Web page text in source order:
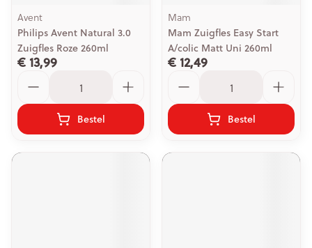
Avent
Philips Avent Natural 3.0
Zuigfles Roze 260ml
€ 13,99
Bestel
Mam
Mam Zuigfles Easy Start
A/colic Matt Uni 260ml
€ 12,49
Bestel